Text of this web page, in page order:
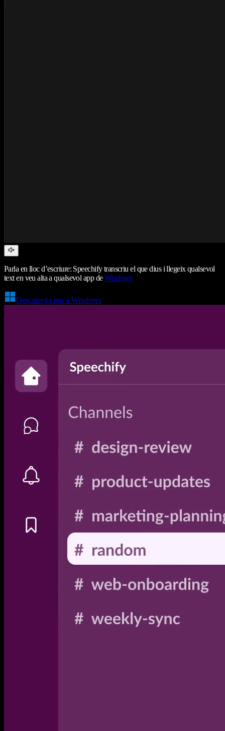
Parla en lloc d’escriure: Speechify transcriu el que dius i llegeix qualsevol
text en veu alta a qualsevol app deWindows
Descarrega per a Windows